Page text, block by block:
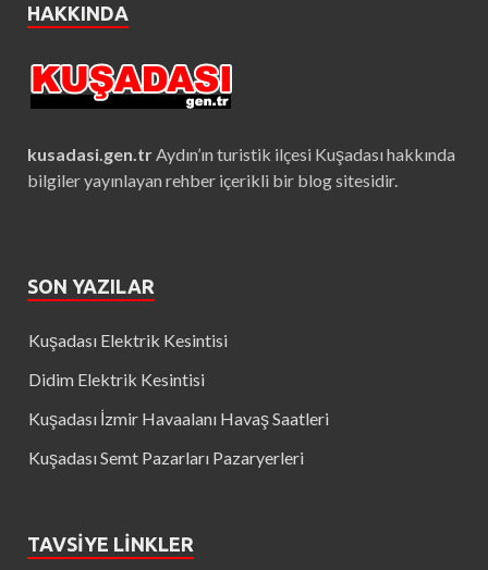
HAKKINDA
kusadasi.gen.tr Aydın’ın turistik ilçesi Kuşadası hakkında
bilgiler yayınlayan rehber içerikli bir blog sitesidir.
SON YAZILAR
Kuşadası Elektrik Kesintisi
Didim Elektrik Kesintisi
Kuşadası İzmir Havaalanı Havaş Saatleri
Kuşadası Semt Pazarları Pazaryerleri
TAVSIYE LINKLER